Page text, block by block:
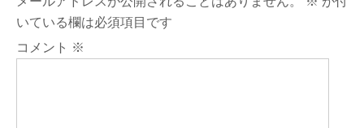
いている欄は必須項目です
コメント ※